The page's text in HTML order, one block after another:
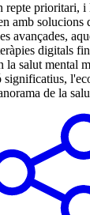
repte prioritari, i
amb
avançades,
digitals
la salut mental
de la